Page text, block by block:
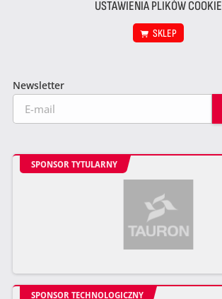
USTAWIENIA PLIKÓW COOKIE
SKLEP
Newsletter
SPONSOR TYTULARNY
SPONSOR TECHNOLOGICZNY